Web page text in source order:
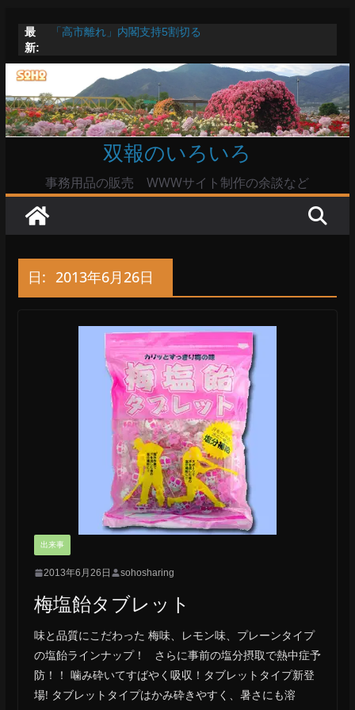
テ
ン
ツ
へ
ッ
最
新:
「高市離れ」内閣支持5割切る
高市首相とは隙間風が吹く鈴木憲和農水相
陸自部隊の思想信条調査報道受け小泉防衛相「不適切活
動ない」で良いのか
命綱のエアコンも危ない
双報のいろいろ
事務用品の販売 WWWサイト制作の余談など
日: 2013年6月26日
出来事
2013年6月26日 sohosharing
梅塩飴タブレット
味と品質にこだわった 梅味、レモン味、プレーンタイプ
の塩飴ラインナップ！ さらに事前の塩分摂取で熱中症予
防！！ 噛み砕いてすばやく吸収！タブレットタイプ新登
場! タブレットタイプはかみ砕きやすく、暑さにも溶